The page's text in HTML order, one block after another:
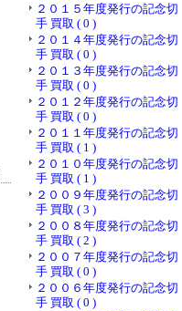
２０１５年度発行の記念切
手 買取 ( 0 )
２０１４年度発行の記念切
手 買取 ( 0 )
２０１３年度発行の記念切
手 買取 ( 0 )
２０１２年度発行の記念切
手 買取 ( 0 )
２０１１年度発行の記念切
手 買取 ( 1 )
２０１０年度発行の記念切
手 買取 ( 1 )
２００９年度発行の記念切
手 買取 ( 3 )
２００８年度発行の記念切
手 買取 ( 2 )
２００７年度発行の記念切
手 買取 ( 0 )
２００６年度発行の記念切
手 買取 ( 0 )